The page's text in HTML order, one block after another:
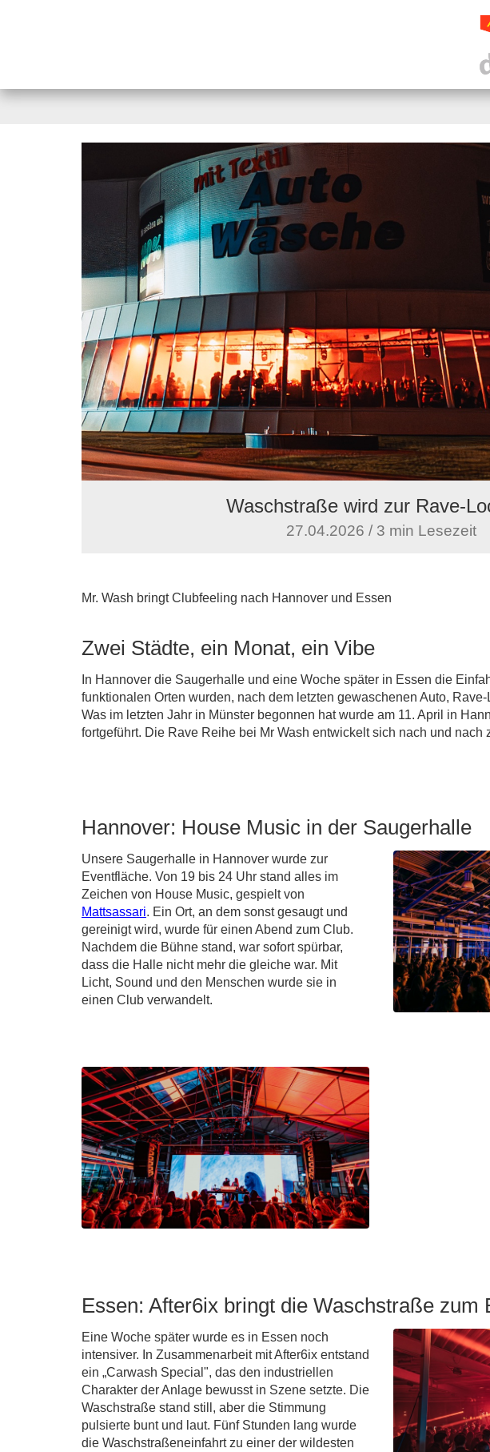
Waschstraße wird zur Rave-
27.04.2026 / 3 min Lesezeit
Mr. Wash bringt Clubfeeling nach Hannover und Essen
Zwei Städte, ein Monat, ein Vibe
In Hannover die Saugerhalle und eine Woche später in Essen die
funktionalen Orten wurden, nach dem letzten gewaschenen Auto, Rave-
Was im letzten Jahr in Münster begonnen hat wurde am 11. April in
fortgeführt. Die Rave Reihe bei Mr Wash entwickelt sich nach und nach
Hannover: House Music in der Saugerhalle
Unsere Saugerhalle in Hannover wurde zur
Eventfläche. Von 19 bis 24 Uhr stand alles im
Zeichen von House Music, gespielt von
Mattsassari. Ein Ort, an dem sonst gesaugt und
gereinigt wird, wurde für einen Abend zum Club.
Nachdem die Bühne stand, war sofort spürbar,
dass die Halle nicht mehr die gleiche war. Mit
Licht, Sound und den Menschen wurde sie in
einen Club verwandelt.
Essen: After6ix bringt die Waschstraße zum
Eine Woche später wurde es in Essen noch
intensiver. In Zusammenarbeit mit After6ix entstand
ein „Carwash Special", das den industriellen
Charakter der Anlage bewusst in Szene setzte. Die
Waschstraße stand still, aber die Stimmung
pulsierte bunt und laut. Fünf Stunden lang wurde
die Waschstraßeneinfahrt zu einer der wildesten